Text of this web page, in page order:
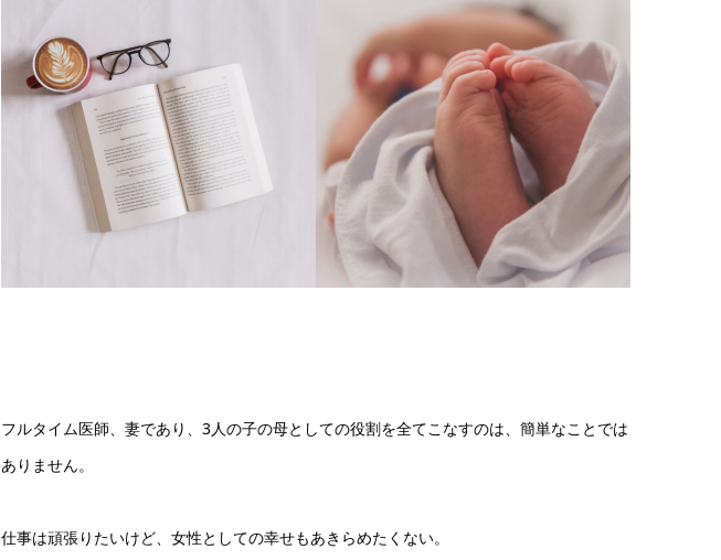
フルタイム医師、妻であり、3人の子の母としての役割を全てこなすのは、簡単なことでは
ありません。
仕事は頑張りたいけど、女性としての幸せもあきらめたくない。